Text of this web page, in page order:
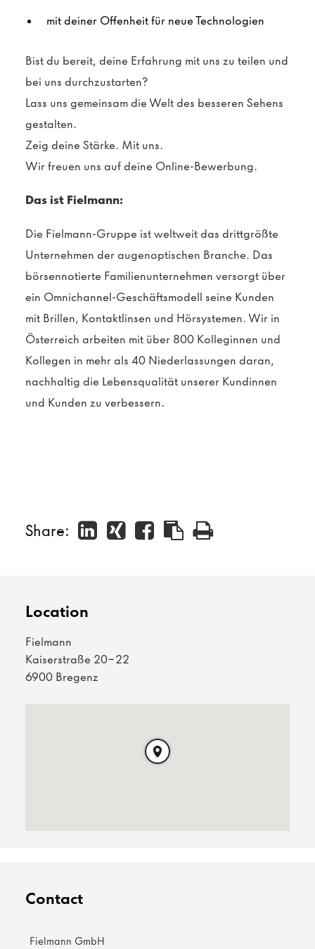
mit deiner Offenheit für neue Technologien
Bist du bereit, deine Erfahrung mit uns zu teilen und
bei uns durchzustarten?
Lass uns gemeinsam die Welt des besseren Sehens
gestalten.
Zeig deine Stärke. Mit uns.
Wir freuen uns auf deine Online-Bewerbung.
Das ist Fielmann:
Die Fielmann-Gruppe ist weltweit das drittgrößte
Unternehmen der augenoptischen Branche. Das
börsennotierte Familienunternehmen versorgt über
ein Omnichannel-Geschäftsmodell seine Kunden
mit Brillen, Kontaktlinsen und Hörsystemen. Wir in
Österreich arbeiten mit über 800 Kolleginnen und
Kollegen in mehr als 40 Niederlassungen daran,
nachhaltig die Lebensqualität unserer Kundinnen
und Kunden zu verbessern.
Share:
Location
Fielmann
Kaiserstraße 20-22
6900 Bregenz
Contact
Fielmann GmbH